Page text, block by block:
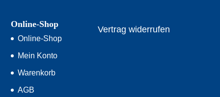
Online-Shop
Online-Shop
Mein Konto
Warenkorb
AGB
Vertrag widerrufen